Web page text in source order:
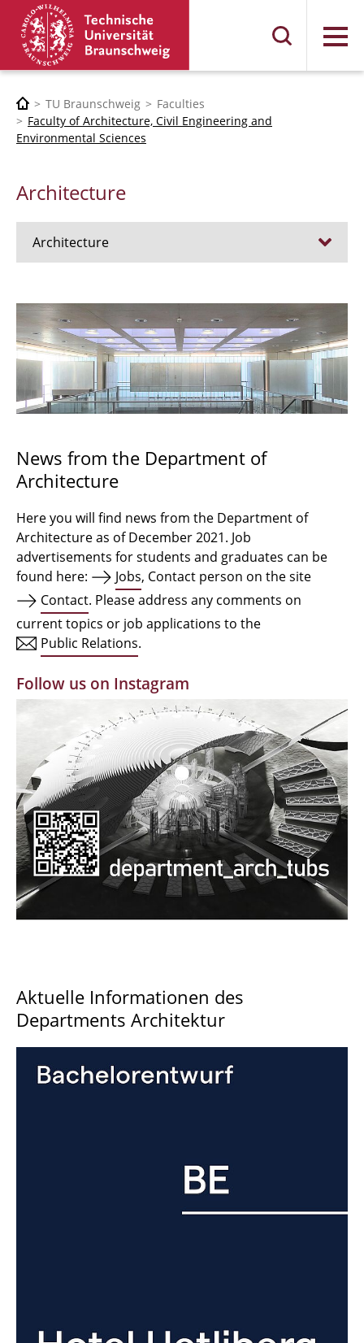
Menu
TU Braunschweig
Faculties
Faculty of Architecture, Civil Engineering and
Environmental Sciences
Architecture
Architecture
Admission procedure 2024
Bachelor Architecture
Bachelor Architecture+
Qualification profile
Semester Programme
Internationales
Facilities
Alumni | cloud club
Documents and Downloads
News from the Department of
Architecture
Here you will find news from the Department of
Architecture as of December 2021. Job
advertisements for students and graduates can be
found here:
Jobs, Contact person on the site
Contact. Please address any comments on
current topics or job applications to the
Public Relations.
Follow us on Instagram
Aktuelle Informationen des
Departments Architektur